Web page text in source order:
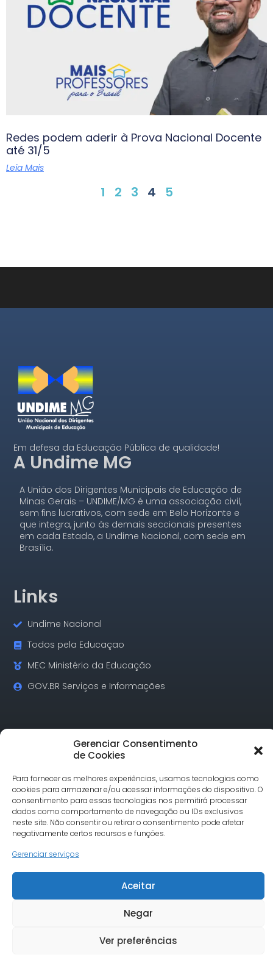
Gerenciar Consentimento
de Cookies
Para fornecer as melhores experiências, usamos tecnologias como
cookies para armazenar e/ou acessar informações do dispositivo. O
consentimento para essas tecnologias nos permitirá processar
dados como comportamento de navegação ou IDs exclusivos
neste site. Não consentir ou retirar o consentimento pode afetar
negativamente certos recursos e funções.
Gerenciar serviços
Aceitar
Negar
Ver preferências
Redes podem aderir à Prova Nacional Docente
até 31/5
Leia Mais
1 2 3 4 5
Em defesa da Educação Pública de qualidade!
A Undime MG
A União dos Dirigentes Municipais de Educação de
Minas Gerais – UNDIME/MG é uma associação civil,
sem fins lucrativos, com sede em Belo Horizonte e
que integra, junto às demais seccionais presentes
em cada Estado, a Undime Nacional, com sede em
Brasília.
Links
Undime Nacional
Todos pela Educaçao
MEC Ministério da Educação
GOV.BR Serviços e Informações
Contatos
Belo Horizonte/MG
Tel.: (31) 3342-1748
comunicacao@undimemg.org.br
© Undime MG todos os direitos reservados. Site desenvolvido
por Severo7